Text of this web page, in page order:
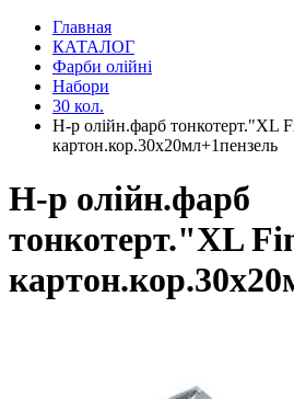
Главная
КАТАЛОГ
Фарби олійні
Набори
30 кол.
Н-р олійн.фарб тонкотерт."XL
картон.кор.30х20мл+1пензель
Н-р олійн.фарб
тонкотерт."XL